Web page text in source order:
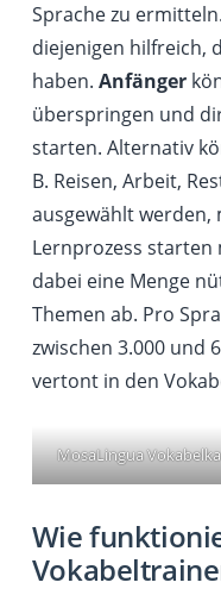
Sprache zu
diejenigen hilfreich,
haben. Anfänger
überspringen und
starten. Alternativ
B. Reisen, Arbeit,
ausgewählt werden,
Lernprozess starten
dabei eine Menge
Themen ab. Pro
zwischen 3.000 und
vertont in den
MosaLingua
Wie